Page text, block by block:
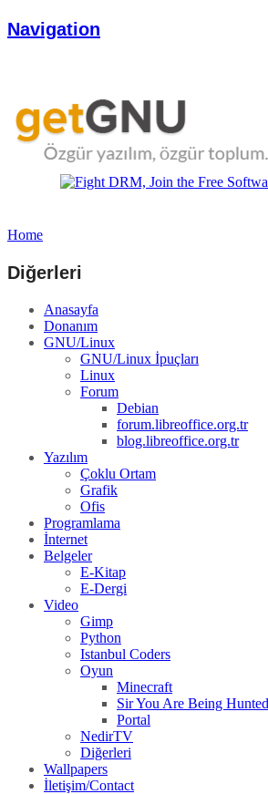
Navigation
Home
Diğerleri
Anasayfa
Donanım
GNU/Linux
GNU/Linux İpuçları
Linux
Forum
Debian
forum.libreoffice.org.tr
blog.libreoffice.org.tr
Yazılım
Çoklu Ortam
Grafik
Ofis
Programlama
İnternet
Belgeler
E-Kitap
E-Dergi
Video
Gimp
Python
Istanbul Coders
Oyun
Minecraft
Sir You Are Being Hunted
Portal
NedirTV
Diğerleri
Wallpapers
İletişim/Contact